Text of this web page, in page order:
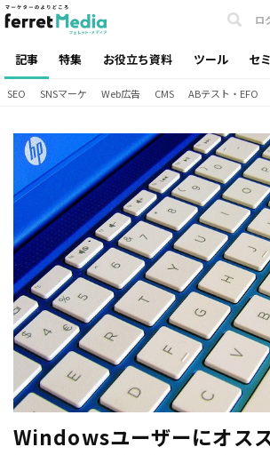
記事 特集 お役立ち資料 ツール セ
ロ
SEO SNSマーケ Web広告 CMS ABテスト・EFO
Windowsユーザーにオス